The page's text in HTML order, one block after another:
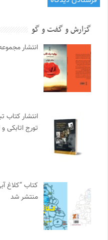
گزارش و گفت و گو
انتشار
انتشار کتاب
تورج اتابکی و
کتاب “کلاغ
منتشر شد